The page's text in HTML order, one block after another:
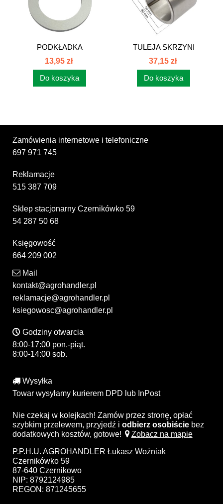
PODKŁADKA
DYSTANSOWA
SKRZYNI...
13,95 zł
Do koszyka
TULEJA SKRZYNI
BIEGÓW C-385...
37,15 zł
Do koszyka
Zamówienia internetowe i telefoniczne
697 971 745
Reklamacje
515 387 709
Sklep stacjonarny Czernikówko 59
54 287 50 68
Księgowość
664 209 002
Mail
kontakt@agrohandler.pl
reklamacje@agrohandler.pl
ksiegowosc@agrohandler.pl
Godziny otwarcia
8:00-17:00 pon.-piąt.
8:00-14:00 sob.
Wysyłka
Towar wysyłamy kurierem DPD lub InPost
Nie czekaj w kolejkach! Zamów przez stronę, opłać
szybkim przelewem, przyjedź i odbierz osobiście bez
dodatkowych kosztów, gotowe!
Zobacz na mapie
P.P.H.U. AGROHANDLER Łukasz Woźniak
Czernikówko 59
87-640 Czernikowo
NIP: 8792124985
REGON: 871245655